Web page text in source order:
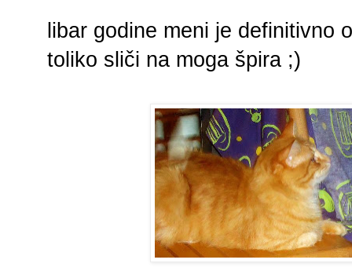
libar godine meni je definitivno
toliko sliči na moga špira ;)